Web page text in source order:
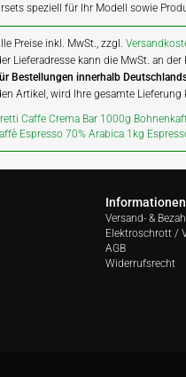
speziell für Ihr Modell sowie
Preise inkl. MwSt., zzgl.
Lieferadresse kann die MwSt. an der
Bestellungen innerhalb
Artikel, wird Ihre gesamte
Caffe Crema Bar 1000g
Espresso 70% Arabica 1kg
Informationen
Versand- &
Elektroschrott /
AGB
Widerrufsrecht